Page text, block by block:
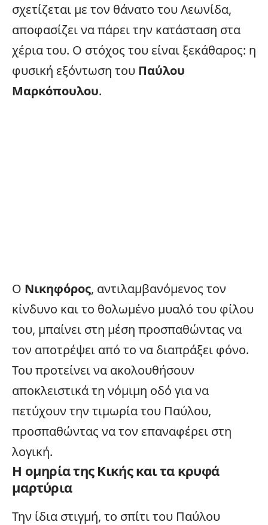
σχετίζεται με τον θάνατο του Λεωνίδα,
αποφασίζει να πάρει την κατάσταση στα
χέρια του. Ο στόχος του είναι ξεκάθαρος: η
φυσική εξόντωση του Παύλου
Μαρκόπουλου.
Ο Νικηφόρος, αντιλαμβανόμενος τον
κίνδυνο και το θολωμένο μυαλό του φίλου
του, μπαίνει στη μέση προσπαθώντας να
τον αποτρέψει από το να διαπράξει φόνο.
Του προτείνει να ακολουθήσουν
αποκλειστικά τη νόμιμη οδό για να
πετύχουν την τιμωρία του Παύλου,
προσπαθώντας να τον επαναφέρει στη
λογική.
Η ομηρία της Κικής και τα κρυφά
μαρτύρια
Την ίδια στιγμή, το σπίτι του Παύλου